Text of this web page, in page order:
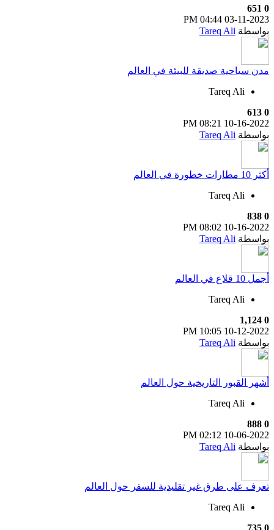
0
651
03-11-2023
04:44 PM
بواسطة Tareq Ali
مدن سياحية صديقة للبيئة في العالم
Tareq Ali
0
613
10-16-2022
08:21 PM
بواسطة Tareq Ali
أكثر 10 مطارات خطورة في العالم
Tareq Ali
0
838
10-16-2022
08:02 PM
بواسطة Tareq Ali
أجمل 10 قلاع في العالم
Tareq Ali
0
1,124
10-12-2022
10:05 PM
بواسطة Tareq Ali
أشهر القبور التاريخية حول العالم
Tareq Ali
0
888
10-06-2022
02:12 PM
بواسطة Tareq Ali
تعرف على طرق غير تقليدية للسفر حول العالم
Tareq Ali
0
735